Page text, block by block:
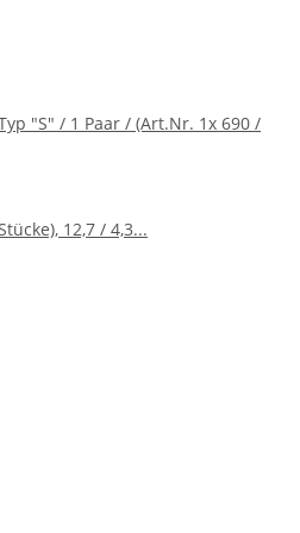
"S" / 1 Paar / (Art.Nr. 1x 690 /